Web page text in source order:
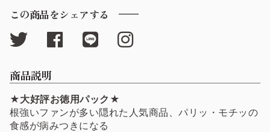
この商品をシェアする
商品説明
★大好評お徳用パック ★
根強いファンが多い隠れた人気商品、パリッ・モチッの
食感が病みつきになる